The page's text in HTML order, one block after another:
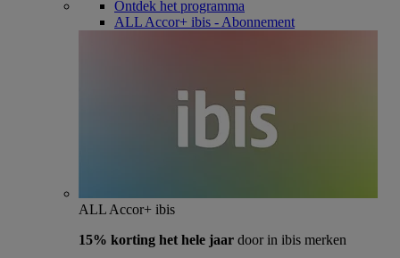
Ontdek het programma
ALL Accor+ ibis - Abonnement
ALL Accor+ ibis
15% korting het hele jaar door in ibis merken